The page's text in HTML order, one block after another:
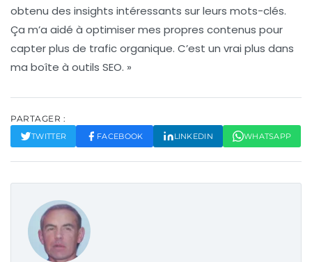
obtenu des insights intéressants sur leurs mots-clés.
Ça m’a aidé à optimiser mes propres contenus pour
capter plus de trafic organique. C’est un vrai plus dans
ma boîte à outils SEO. »
PARTAGER :
TWITTER FACEBOOK LINKEDIN WHATSAPP